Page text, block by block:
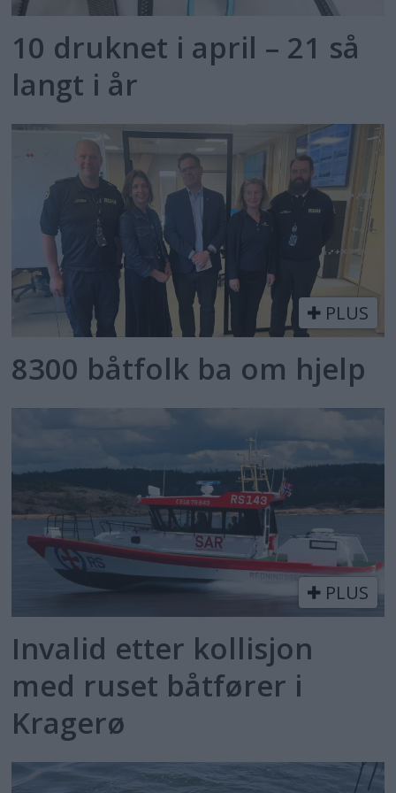
10 druknet i april – 21 så
langt i år
PLUS
8300 båtfolk ba om hjelp
PLUS
Invalid etter kollisjon
med ruset båtfører i
Kragerø